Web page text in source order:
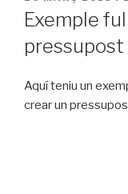
A
Exemple
pressupost
Aquí teniu un
crear un